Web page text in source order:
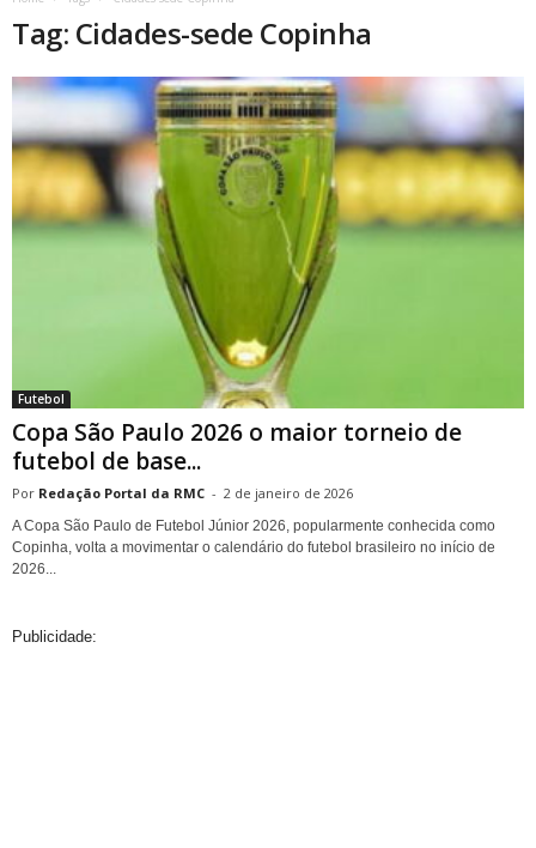
Tag: Cidades-sede Copinha
Futebol
Copa São Paulo 2026 o maior torneio de
futebol de base...
Redação Portal da RMC - 2 de janeiro de 2026
A Copa São Paulo de Futebol Júnior 2026, popularmente conhecida como
Copinha, volta a movimentar o calendário do futebol brasileiro no início de
2026...
Publicidade: